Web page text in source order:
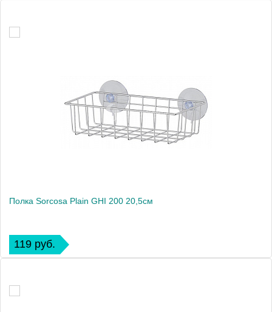
Полка Sorcosa Plain GHI 200 20,5см
119 руб.